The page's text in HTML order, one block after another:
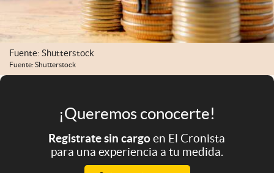
Mediakit
abre en nueva pestaña
Argentina
Fuente: Shutterstock
Fuente: Shutterstock
¡Queremos conocerte!
Registrate sin cargoen El Cronista
para una experiencia a tu medida.